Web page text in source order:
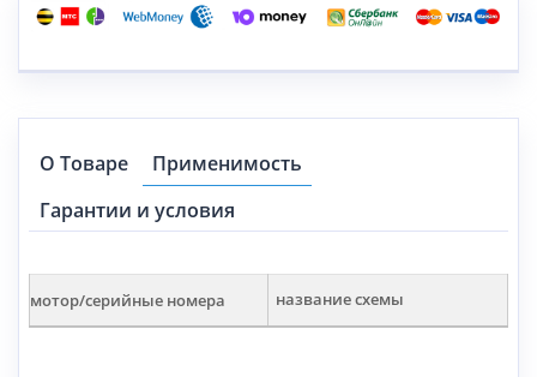
О Товаре
Применимость
Гарантии и условия
мотор/серийные номера название схемы